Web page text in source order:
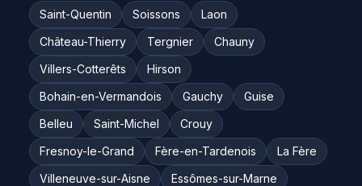
Saint-Quentin Soissons
Laon
Château-Thierry
Tergnier
Chauny
Villers-Cotterêts
Hirson
Bohain-en-Vermandois
Gauchy
Guise
Belleu
Saint-Michel
Crouy
Fresnoy-le-Grand
Fère-en-Tardenois
La Fère
Villeneuve-sur-Aisne
Essômes-sur-Marne